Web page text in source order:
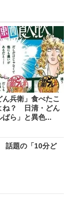
ん兵衛」食べたこ
ね？ 日清・どん
ばら」と異色...
話題の「10分ど